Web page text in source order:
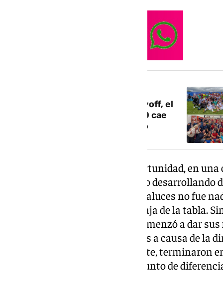
El Jaén avanza a la final del playoff, el
Estepona se salva y el Xerez CD cae
eliminado de la fase de ascenso
Ahora, el Real Jaén tiene la oportunidad, en
culminar un trabajo que han ido desarrollando
comienzo de curso para los andaluces no fue
primeras jornadas en la zona baja de la tabla.
entrenador, Manuel Herrero, comenzó a dar
encadenando buenos resultados a causa de la
entrando la plantilla. Finalmente, terminaron
ascenso por los pelos, con un punto de